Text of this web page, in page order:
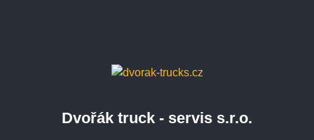
Dvořák truck - servis s.r.o.